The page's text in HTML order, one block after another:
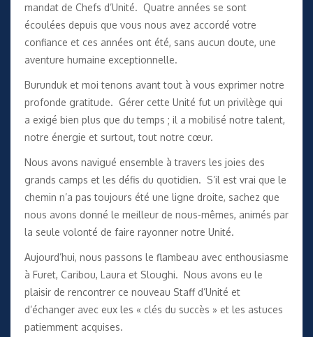
mandat de Chefs d’Unité. Quatre années se sont
écoulées depuis que vous nous avez accordé votre
confiance et ces années ont été, sans aucun doute, une
aventure humaine exceptionnelle.
Burunduk et moi tenons avant tout à vous exprimer notre
profonde gratitude. Gérer cette Unité fut un privilège qui
a exigé bien plus que du temps ; il a mobilisé notre talent,
notre énergie et surtout, tout notre cœur.
Nous avons navigué ensemble à travers les joies des
grands camps et les défis du quotidien. S’il est vrai que le
chemin n’a pas toujours été une ligne droite, sachez que
nous avons donné le meilleur de nous-mêmes, animés par
la seule volonté de faire rayonner notre Unité.
Aujourd’hui, nous passons le flambeau avec enthousiasme
à Furet, Caribou, Laura et Sloughi. Nous avons eu le
plaisir de rencontrer ce nouveau Staff d’Unité et
d’échanger avec eux les « clés du succès » et les astuces
patiemment acquises.